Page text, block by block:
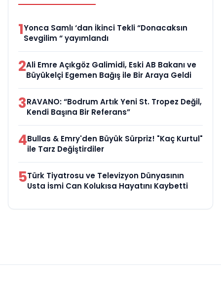
1Yonca Samlı ‘dan İkinci Tekli “Donacaksın
Sevgilim “ yayımlandı
2Ali Emre Açıkgöz Galimidi, Eski AB Bakanı ve
Büyükelçi Egemen Bağış ile Bir Araya Geldi
3RAVANO: “Bodrum Artık Yeni St. Tropez Değil,
Kendi Başına Bir Referans”
4Bullas & Emry'den Büyük Sürpriz! "Kaç Kurtul"
ile Tarz Değiştirdiler
5Türk Tiyatrosu ve Televizyon Dünyasının
Usta İsmi Can Kolukısa Hayatını Kaybetti